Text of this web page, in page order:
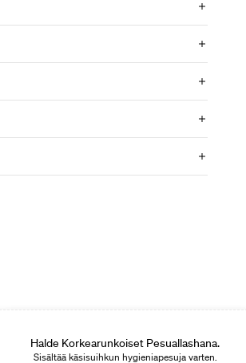
Halde Korkearunkoiset Pesuallashana.
Sisältää käsisuihkun hygieniapesuja varten.